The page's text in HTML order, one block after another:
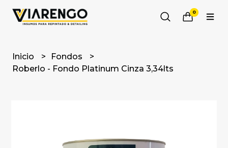
0
Inicio
Fondos
Roberlo - Fondo Platinum Cinza 3,34lts